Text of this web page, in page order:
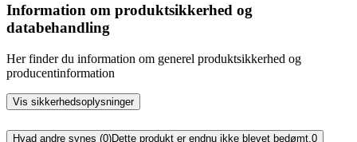
Information om produktsikkerhed og
databehandling
Her finder du information om generel produktsikkerhed og
producentinformation
Vis sikkerhedsoplysninger
Hvad andre synes (0)Dette produkt er endnu ikke blevet bedømt.0